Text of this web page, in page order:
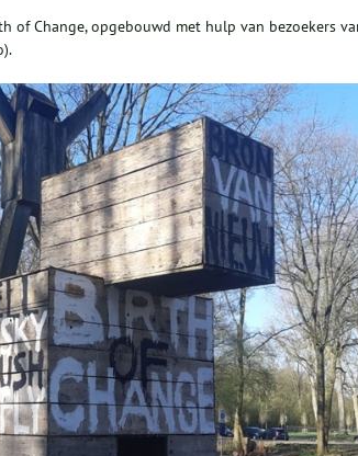
of Change, opgebouwd met hulp van bezoekers